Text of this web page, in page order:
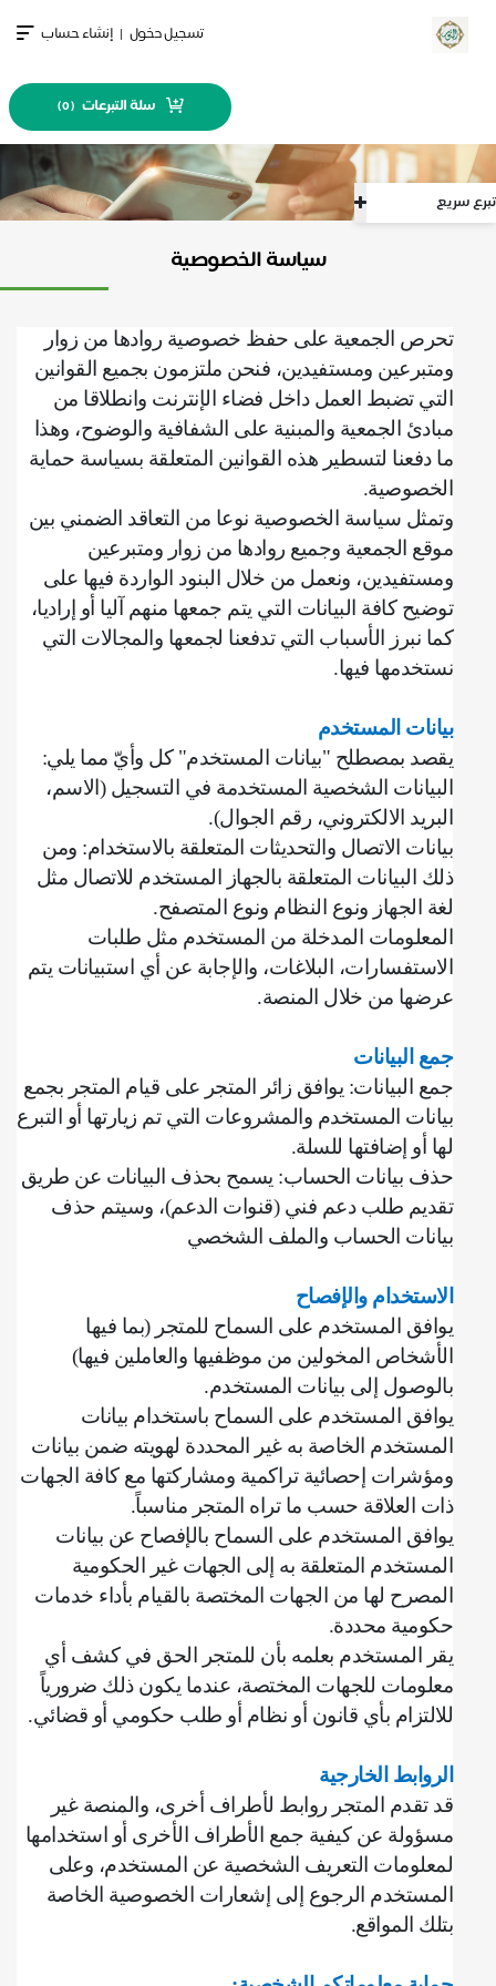
سريع
تسجيل دخول | إنشاء حساب
سلة التبرعات (
0
)
سياسة الخصوصية
تحرص الجمعية على حفظ خصوصية روادها من زوار
ومتبرعين ومستفيدين، فنحن ملتزمون بجميع القوانين
التي تضبط العمل داخل فضاء الإنترنت وانطلاقا من
مبادئ الجمعية والمبنية على الشفافية والوضوح، وهذا
ما دفعنا لتسطير هذه القوانين المتعلقة بسياسة حماية
الخصوصية.
وتمثل سياسة الخصوصية نوعا من التعاقد الضمني بين
موقع الجمعية وجميع روادها من زوار ومتبرعين
ومستفيدين، ونعمل من خلال البنود الواردة فيها على
توضيح كافة البيانات التي يتم جمعها منهم آليا أو إراديا،
كما نبرز الأسباب التي تدفعنا لجمعها والمجالات التي
نستخدمها فيها.
بيانات المستخدم
يقصد بمصطلح "بيانات المستخدم" كل وأيّ مما يلي:
‌البيانات الشخصية المستخدمة في التسجيل (الاسم،
البريد الالكتروني، رقم الجوال).
بيانات الاتصال والتحديثات المتعلقة بالاستخدام: ومن
ذلك البيانات المتعلقة بالجهاز المستخدم للاتصال مثل
لغة الجهاز ونوع النظام ونوع المتصفح.
‌المعلومات المدخلة من المستخدم مثل طلبات
الاستفسارات، البلاغات، والإجابة عن أي استبيانات يتم
عرضها من خلال المنصة.
جمع البيانات
جمع البيانات: يوافق زائر المتجر على قيام المتجر بجمع
بيانات المستخدم والمشروعات التي تم زيارتها أو التبرع
لها أو إضافتها للسلة.
حذف بيانات الحساب: يسمح بحذف البيانات عن طريق
تقديم طلب دعم فني (قنوات الدعم)، وسيتم حذف
بيانات الحساب والملف الشخصي
الاستخدام والإفصاح
يوافق المستخدم على السماح للمتجر (بما فيها
الأشخاص المخولين من موظفيها والعاملين فيها)
بالوصول إلى بيانات المستخدم.
يوافق المستخدم على السماح باستخدام بيانات
المستخدم الخاصة به غير المحددة لهويته ضمن بيانات
ومؤشرات إحصائية تراكمية ومشاركتها مع كافة الجهات
ذات العلاقة حسب ما تراه المتجر مناسباً.
يوافق المستخدم على السماح بالإفصاح عن بيانات
المستخدم المتعلقة به إلى الجهات غير الحكومية
المصرح لها من الجهات المختصة بالقيام بأداء خدمات
حكومية محددة.
‌يقر المستخدم بعلمه بأن للمتجر الحق في كشف أي
معلومات للجهات المختصة، عندما يكون ذلك ضرورياً
للالتزام بأي قانون أو نظام أو طلب حكومي أو قضائي.
الروابط الخارجية
قد تقدم المتجر روابط لأطراف أخرى، والمنصة غير
مسؤولة عن كيفية جمع الأطراف الأخرى أو استخدامها
لمعلومات التعريف الشخصية عن المستخدم، وعلى
المستخدم الرجوع إلى إشعارات الخصوصية الخاصة
بتلك المواقع.